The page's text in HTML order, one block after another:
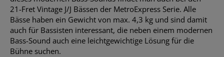
21-Fret Vintage J/J Bässen der MetroExpress Serie. Alle
Bässe haben ein Gewicht von max. 4,3 kg und sind damit
auch für Bassisten interessant, die neben einem modernen
Bass-Sound auch eine leichtgewichtige Lösung für die
Bühne suchen.